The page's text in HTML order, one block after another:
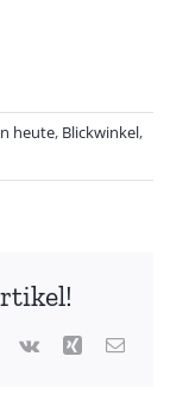
heute, Blickwinkel,
Vk Xing E-